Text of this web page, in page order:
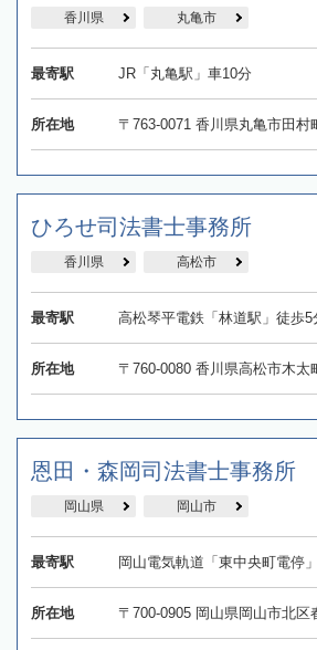
香川県 丸亀市
最寄駅 JR「丸亀駅」車10分
所在地 〒763-0071 香川県丸亀市田村
ひろせ司法書士事務所
香川県 高松市
最寄駅 高松琴平電鉄「林道駅」徒歩5
所在地 〒760-0080 香川県高松市木太
恩田・森岡司法書士事務所
岡山県 岡山市
最寄駅 岡山電気軌道「東中央町電停
所在地 〒700-0905 岡山県岡山市北区